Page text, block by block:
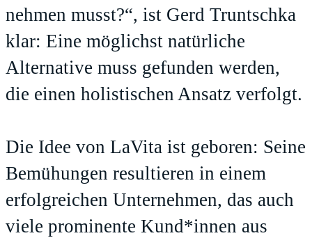
nehmen musst?“, ist Gerd Truntschka
klar: Eine möglichst natürliche
Alternative muss gefunden werden,
die einen holistischen Ansatz verfolgt.
Die Idee von LaVita ist geboren: Seine
Bemühungen resultieren in einem
erfolgreichen Unternehmen, das auch
viele prominente Kund*innen aus